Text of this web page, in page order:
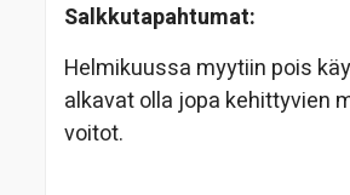
Salkkutapahtumat:
Helmikuussa myytiin pois
alkavat olla jopa kehittyvien
voitot.